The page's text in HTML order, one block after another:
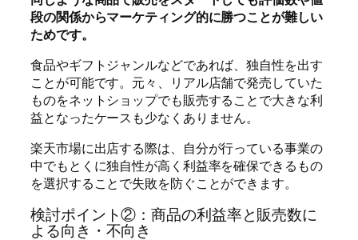
段の関係からマーケティング的に勝つことが難しい
ためです。
食品やギフトジャンルなどであれば、独自性を出す
ことが可能です。元々、リアル店舗で発売していた
ものをネットショップでも販売することで大きな利
益となったケースも少なくありません。
楽天市場に出店する際は、自分が行っている事業の
中でもとくに独自性が高く利益率を確保できるもの
を選択することで失敗を防ぐことができます。
検討ポイント②：商品の利益率と販売数に
よる向き・不向き